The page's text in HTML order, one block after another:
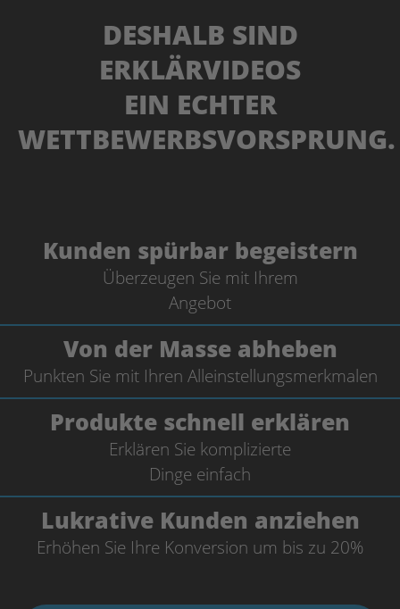
DESHALB SIND
ERKLÄRVIDEOS
EIN ECHTER
WETTBEWERBSVORSPRUNG.
Kunden spürbar begeistern
Überzeugen Sie mit Ihrem
Angebot
Von der Masse abheben
Punkten Sie mit Ihren Alleinstellungsmerkmalen
Produkte schnell erklären
Erklären Sie komplizierte
Dinge einfach
Lukrative Kunden anziehen
Erhöhen Sie Ihre Konversion um bis zu 20%